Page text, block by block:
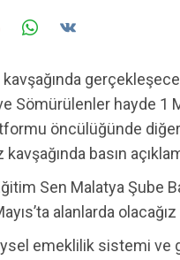
Sömürülenler hayde 1
öncülüğünde
basın
Sen Malatya Şube
alanlarda olacağız
emeklilik sistemi ve